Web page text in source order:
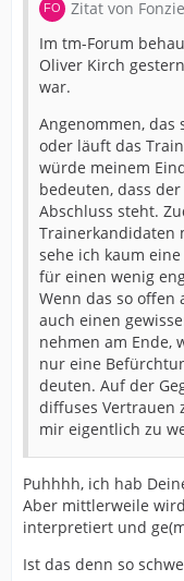
Zitat von Fonzie
Im tm-Forum
Oliver Kirch
war.
Angenommen,
oder läuft das
würde meinem
bedeuten, dass
Abschluss steht.
Trainerkandidaten
sehe ich kaum
für einen wenig
Wenn das so
auch einen
nehmen am Ende,
nur eine
deuten. Auf der
diffuses Vertrauen
mir eigentlich zu
Puhhhh, ich hab
Aber mittlerweile
interpretiert und
Ist das denn so